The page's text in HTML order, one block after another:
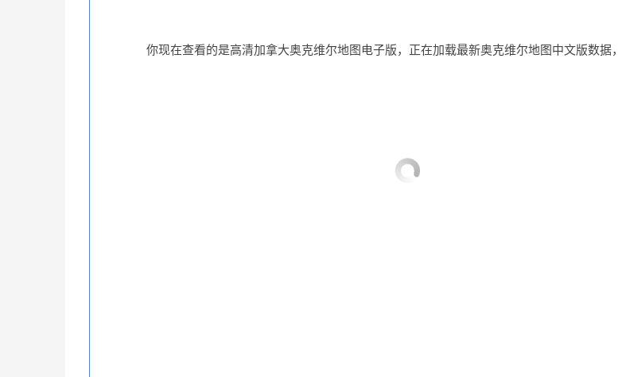
你现在查看的是高清加拿大奥克维尔地图电子版，正在加载最新奥克维尔地图中文版数据